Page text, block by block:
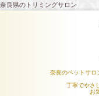
奈良県のトリミングサロン
奈良のペットサロ
丁寧でやさ
お